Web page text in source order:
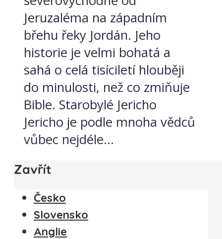
Jeruzaléma na západním
břehu řeky Jordán. Jeho
historie je velmi bohatá a
sahá o celá tisíciletí hlouběji
do minulosti, než co zmiňuje
Bible. Starobylé Jericho
Jericho je podle mnoha vědců
vůbec nejdéle...
Zavřít
Česko
Slovensko
Anglie